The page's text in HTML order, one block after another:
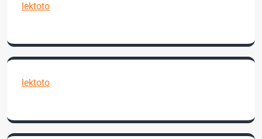
lektoto
lektoto